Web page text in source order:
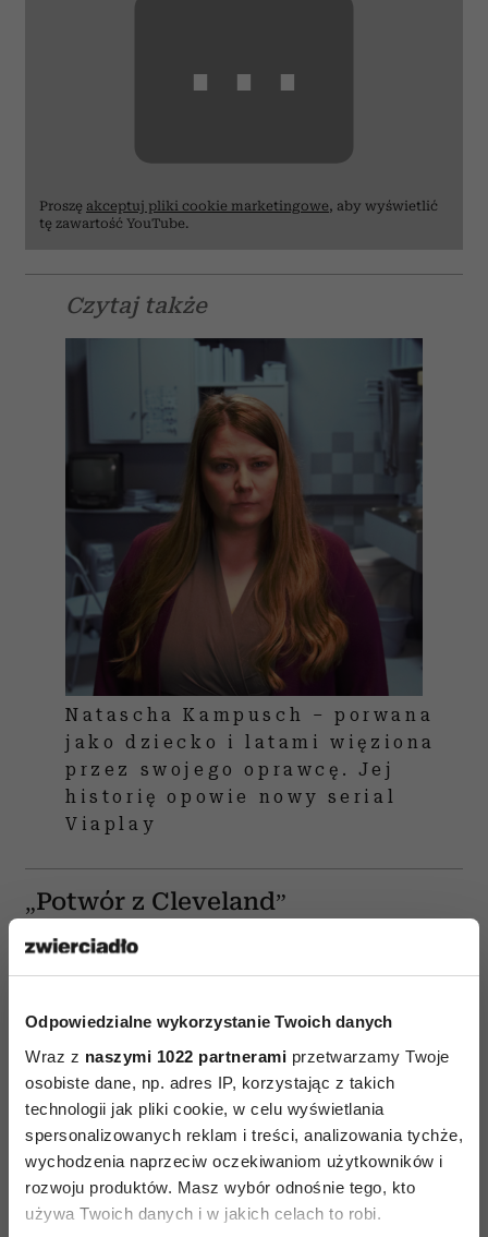
Odpowiedzialne wykorzystanie Twoich danych
Wraz z naszymi 1022 partnerami przetwarzamy Twoje
osobiste dane, np. adres IP, korzystając z takich
technologii jak pliki cookie, w celu wyświetlania
spersonalizowanych reklam i treści, analizowania tychże,
wychodzenia naprzeciw oczekiwaniom użytkowników i
rozwoju produktów. Masz wybór odnośnie tego, kto
używa Twoich danych i w jakich celach to robi.
⋯
Proszę akceptuj pliki cookie marketingowe, aby wyświetlić
tę zawartość YouTube.
Czytaj także
Natascha Kampusch – porwana
jako dziecko i latami więziona
przez swojego oprawcę. Jej
historię opowie nowy serial
Viaplay
„Potwór z Cleveland”
Do kategorii „filmy o porwaniach kobiet na
faktach” należy także „Potwór z Cleveland”, który
bezpowrotnie się zmieniło, gdy została porwana
przez szaleńca. Przetrzymywana przez ponad 11
lat cały czas była zdeterminowana, by ponownie
spotkać się z synkiem. To pełen napięcia dramat
będący jednocześnie świadectwem siły
ludzkiego ducha.